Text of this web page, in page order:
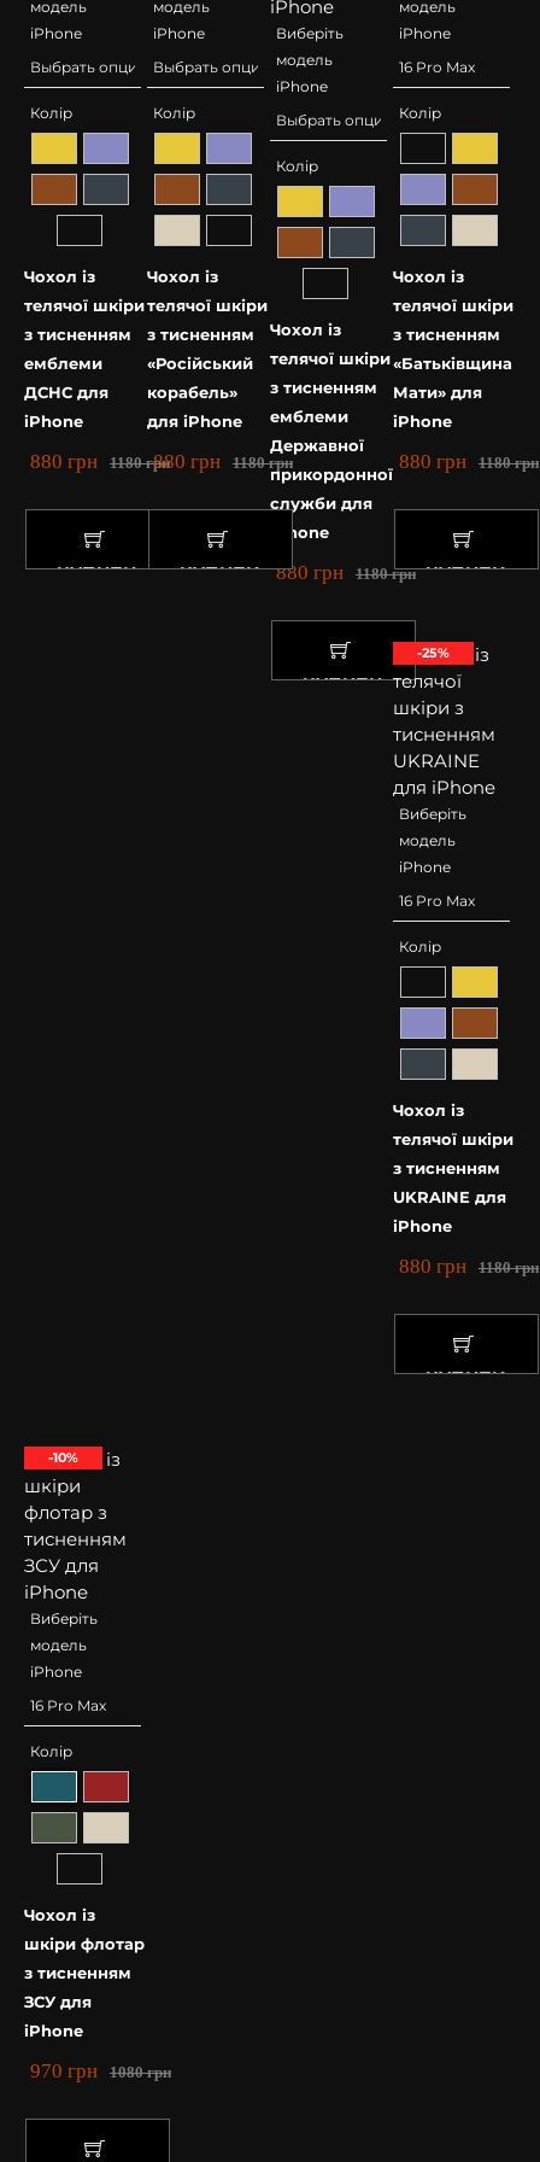
модель
iPhone
Колір
Чохол із
телячої шкіри
з тисненням
емблеми
ДСНС для
iPhone
1180грн
880 грн
КУПИТИ
модель
iPhone
Колір
Чохол із
телячої шкіри
з тисненням
«Російський
корабель»
для iPhone
1180грн
880 грн
КУПИТИ
Виберіть
модель
iPhone
Колір
Чохол із
телячої шкіри
з тисненням
емблеми
Державної
прикордонної
служби для
iPhone
1180грн
880 грн
КУПИТИ
модель
iPhone
Колір
Чохол із
телячої шкіри
з тисненням
«Батьківщина
Мати» для
iPhone
1180грн
880 грн
КУПИТИ
Виберіть
модель
iPhone
Колір
-25%
Чохол із
телячої шкіри
з тисненням
UKRAINE для
iPhone
1180грн
880 грн
КУПИТИ
Виберіть
модель
iPhone
Колір
-10%
Чохол із
шкіри флотар
з тисненням
ЗСУ для
iPhone
1080грн
970 грн